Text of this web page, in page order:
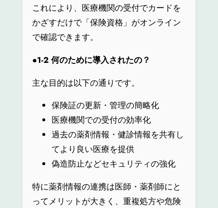
これにより、医療機関の受付でカードを
かざすだけで「保険資格」がオンライン
で確認できます。
●1-2 何のために導入されたの？
主な目的は以下の通りです。
保険証の更新・管理の簡略化
医療機関での受付の効率化
過去の薬剤情報・健診情報を共有し
てより良い医療を提供
偽造防止などセキュリティの強化
特に薬剤情報の連携は医師・薬剤師にと
ってメリットが大きく、重複処方や危険